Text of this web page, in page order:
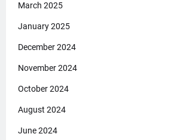
March 2025
January 2025
December 2024
November 2024
October 2024
August 2024
June 2024